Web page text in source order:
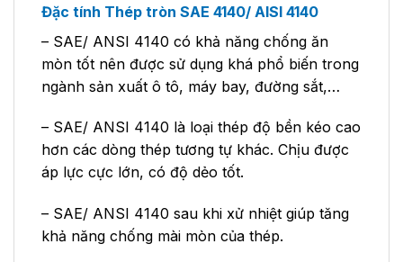
Đặc tính Thép tròn SAE 4140/ AISI 4140
– SAE/ ANSI 4140 có khả năng chống ăn
mòn tốt nên được sử dụng khá phổ biến trong
ngành sản xuất ô tô, máy bay, đường sắt,…
– SAE/ ANSI 4140 là loại thép độ bền kéo cao
hơn các dòng thép tương tự khác. Chịu được
áp lực cực lớn, có độ dẻo tốt.
– SAE/ ANSI 4140 sau khi xử nhiệt giúp tăng
khả năng chống mài mòn của thép.